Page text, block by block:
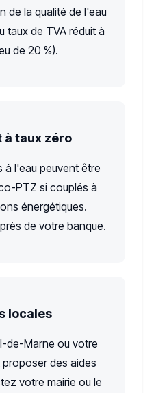
de la qualité de l'eau
taux de TVA réduit à
de 20 %).
à taux zéro
à l'eau peuvent être
PTZ si couplés à
énergétiques.
de votre banque.
locales
de-Marne ou votre
des aides
votre mairie ou le